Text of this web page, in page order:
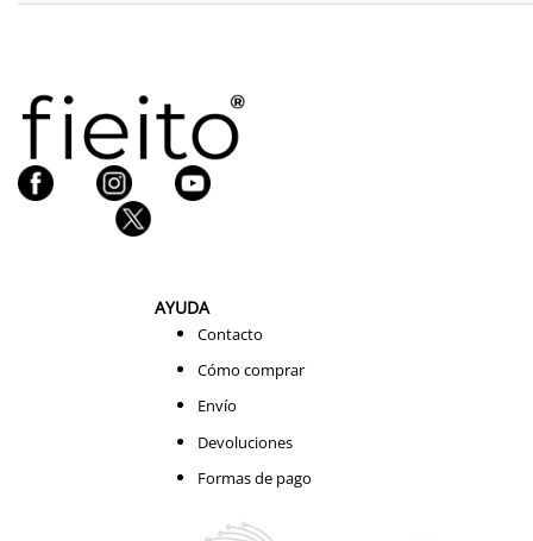
AYUDA
Contacto
Cómo comprar
Envío
Devoluciones
Formas de pago